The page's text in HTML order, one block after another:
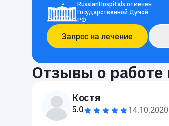
RussianHospitals отмечен
Государственной Думой
РФ
Запрос на лечение
Отзывы о работе
Костя
5.0 14.10.2020